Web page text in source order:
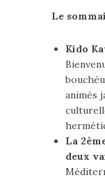
Le
Kido
animés
La
deux